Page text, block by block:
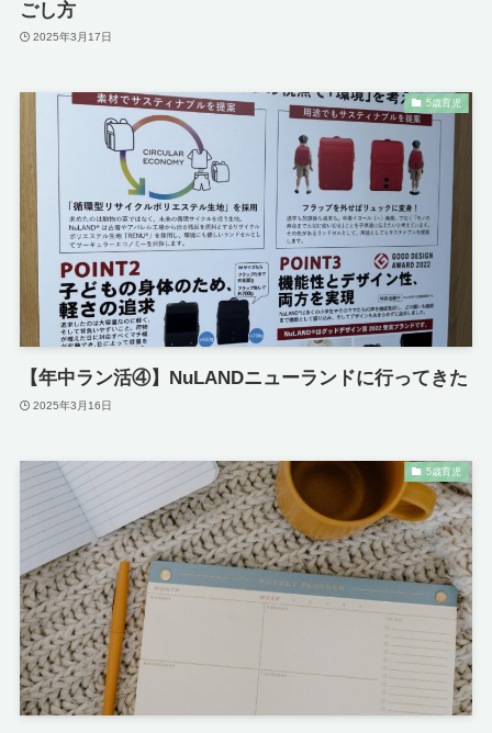
ごし方
2025年3月17日
5歳育児
【年中ラン活④】NuLANDニューランドに行ってきた
2025年3月16日
5歳育児